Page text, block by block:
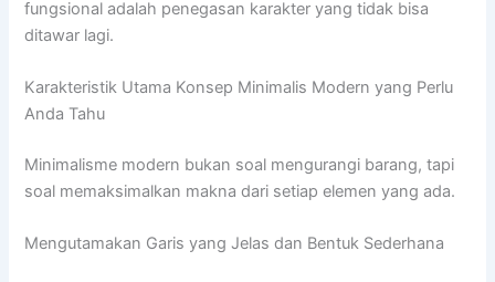
fungsional adalah penegasan karakter yang tidak bisa
ditawar lagi.
Karakteristik Utama Konsep Minimalis Modern yang Perlu
Anda Tahu
Minimalisme modern bukan soal mengurangi barang, tapi
soal memaksimalkan makna dari setiap elemen yang ada.
Mengutamakan Garis yang Jelas dan Bentuk Sederhana